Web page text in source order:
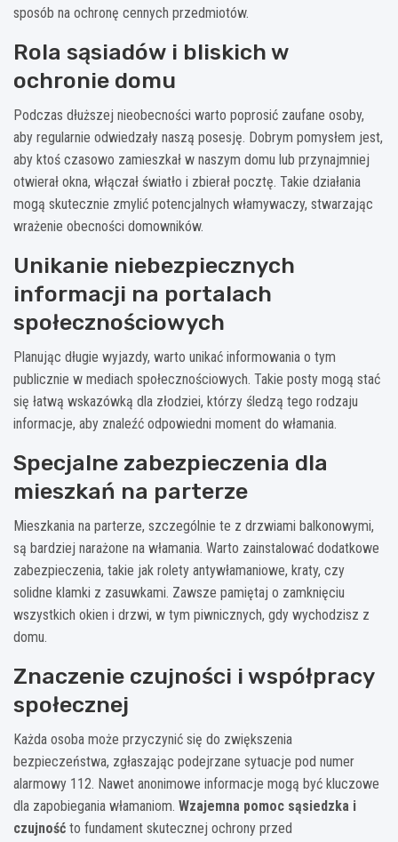
sposób na ochronę cennych przedmiotów.
Rola sąsiadów i bliskich w
ochronie domu
Podczas dłuższej nieobecności warto poprosić zaufane osoby,
aby regularnie odwiedzały naszą posesję. Dobrym pomysłem jest,
aby ktoś czasowo zamieszkał w naszym domu lub przynajmniej
otwierał okna, włączał światło i zbierał pocztę. Takie działania
mogą skutecznie zmylić potencjalnych włamywaczy, stwarzając
wrażenie obecności domowników.
Unikanie niebezpiecznych
informacji na portalach
społecznościowych
Planując długie wyjazdy, warto unikać informowania o tym
publicznie w mediach społecznościowych. Takie posty mogą stać
się łatwą wskazówką dla złodziei, którzy śledzą tego rodzaju
informacje, aby znaleźć odpowiedni moment do włamania.
Specjalne zabezpieczenia dla
mieszkań na parterze
Mieszkania na parterze, szczególnie te z drzwiami balkonowymi,
są bardziej narażone na włamania. Warto zainstalować dodatkowe
zabezpieczenia, takie jak rolety antywłamaniowe, kraty, czy
solidne klamki z zasuwkami. Zawsze pamiętaj o zamknięciu
wszystkich okien i drzwi, w tym piwnicznych, gdy wychodzisz z
domu.
Znaczenie czujności i współpracy
społecznej
Każda osoba może przyczynić się do zwiększenia
bezpieczeństwa, zgłaszając podejrzane sytuacje pod numer
alarmowy 112. Nawet anonimowe informacje mogą być kluczowe
dla zapobiegania włamaniom. Wzajemna pomoc sąsiedzka i
czujność to fundament skutecznej ochrony przed